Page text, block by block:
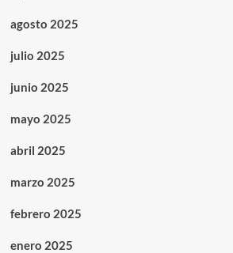
agosto 2025
julio 2025
junio 2025
mayo 2025
abril 2025
marzo 2025
febrero 2025
enero 2025